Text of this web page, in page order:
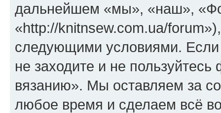
дальнейшем «мы», «наш»,
«http://knitnsew.com.ua/
следующими условиями.
не заходите и не
вязанию». Мы оставляем за
любое время и сделаем всё